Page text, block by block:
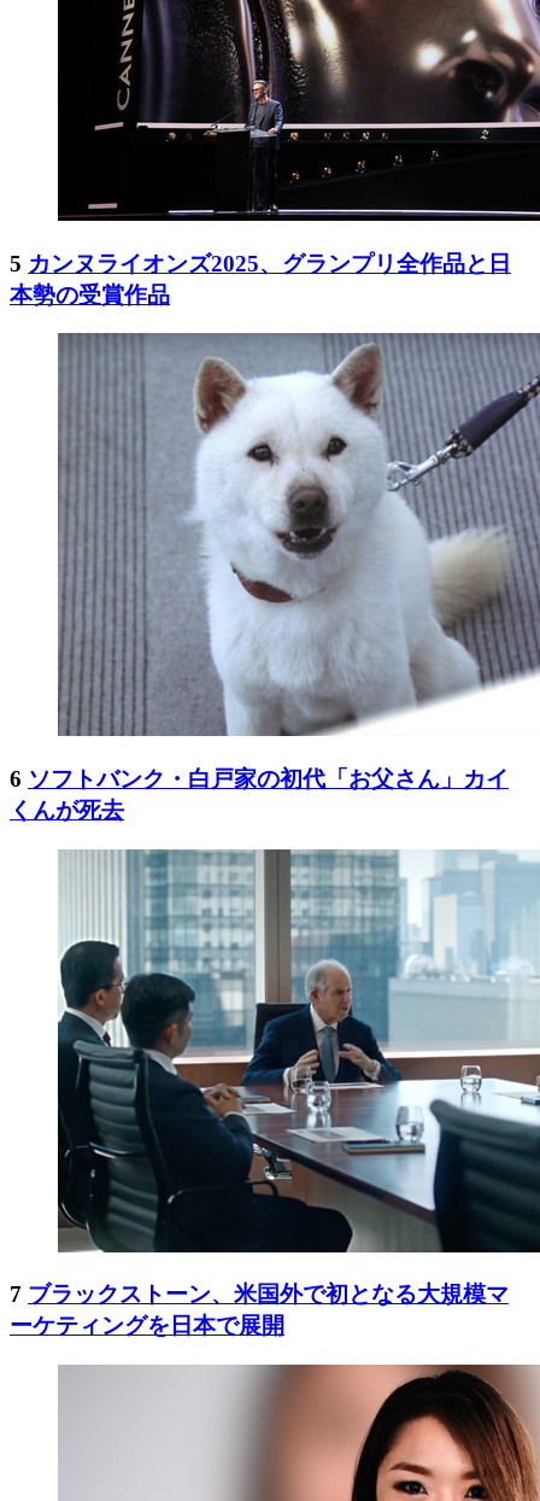
5 カンヌライオンズ2025、グランプリ全作品と日
本勢の受賞作品
6 ソフトバンク・白戸家の初代「お父さん」カイ
くんが死去
7 ブラックストーン、米国外で初となる大規模マ
ーケティングを日本で展開